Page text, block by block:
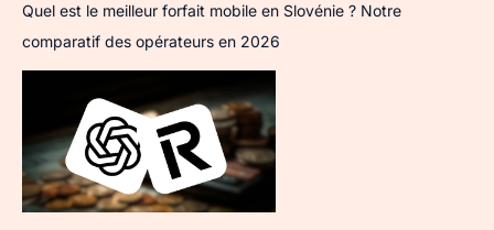
Quel est le meilleur forfait mobile en Slovénie ? Notre
comparatif des opérateurs en 2026